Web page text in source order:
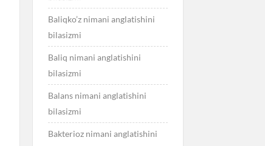
Baliqko’z nimani anglatishini
bilasizmi
Baliq nimani anglatishini
bilasizmi
Balans nimani anglatishini
bilasizmi
Bakterioz nimani anglatishini